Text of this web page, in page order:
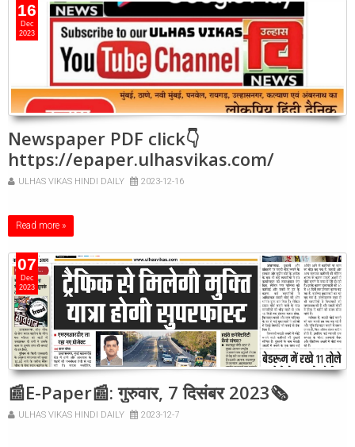
16
Dec
2023
Newspaper PDF click👇
https://epaper.ulhasvikas.com/
ULHAS VIKAS HINDI DAILY 2023-12-16
Read more »
07
Dec
2023
📰E-Paper📰: गुरुवार, 7 दिसंबर 2023🗞
ULHAS VIKAS HINDI DAILY 2023-12-7